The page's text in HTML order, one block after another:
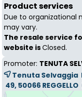
Product services
Due to organizational
may vary.
The resale service
website isClosed.
Promoter: TENUTA
Tenuta Selvaggia
49, 50066 REGGELLO